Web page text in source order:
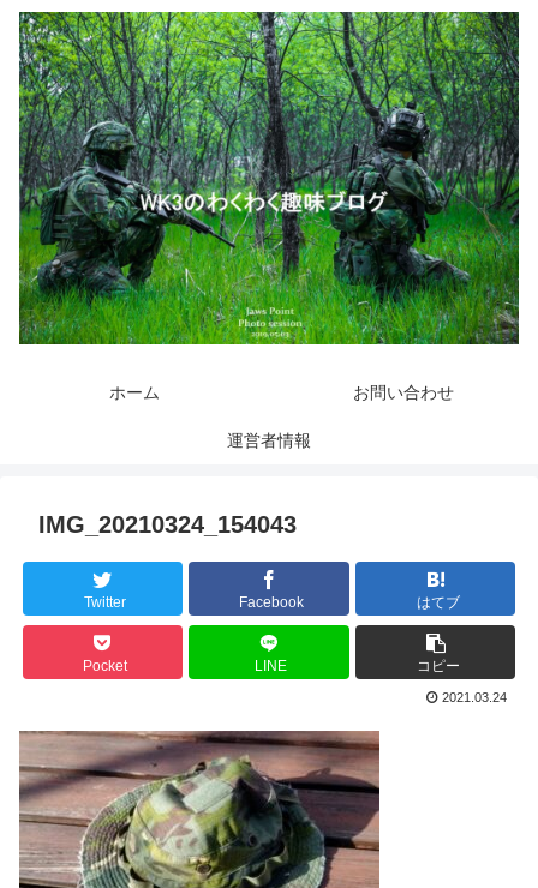
ホーム お問い合わせ
運営者情報
IMG_20210324_154043
Twitter Facebook はてブ
Pocket LINE コピー
2021.03.24